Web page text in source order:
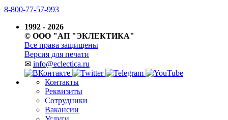
8-800-77-57-993
1992 - 2026
© ООО "АП "ЭКЛЕКТИКА"
Все права защищены
Версия для печати
✉ info@eclectica.ru
Контакты
Реквизиты
Сотрудники
Вакансии